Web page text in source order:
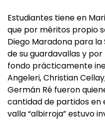
Estudiantes tiene en
que por méritos propio
Diego Maradona para la
de su guardavallas y
fondo prácticamente
Angeleri, Christian
Germán Ré fueron
cantidad de partidos
valla “albirroja” estuvo